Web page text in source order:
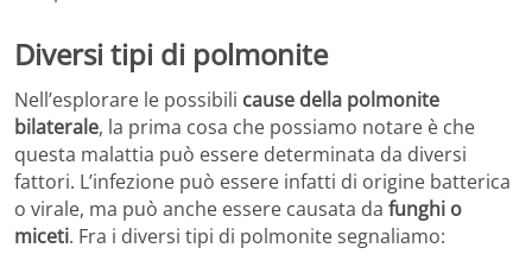
Diversi tipi di polmonite
Nell’esplorare le possibili cause della polmonite
bilaterale, la prima cosa che possiamo notare è che
questa malattia può essere determinata da diversi
fattori. L’infezione può essere infatti di origine batterica
o virale, ma può anche essere causata da funghi o
miceti. Fra i diversi tipi di polmonite segnaliamo: